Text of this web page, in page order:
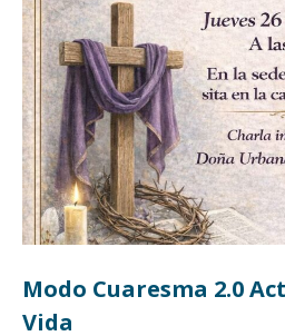
Modo Cuaresma 2.0
Vida